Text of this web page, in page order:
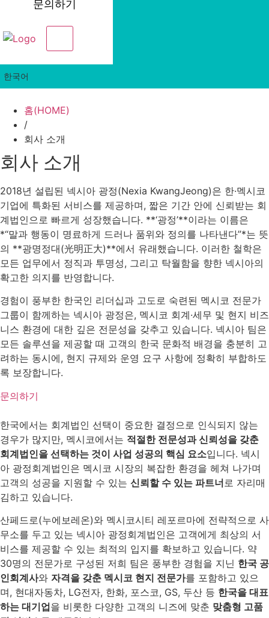
문의하기
한국어
홈(HOME)
/
회사 소개
회사 소개
2018년 설립된 넥시아 광정(Nexia KwangJeong)은 한·멕시코
기업에 특화된 서비스를 제공하며, 짧은 기간 안에 신뢰받는 회
계법인으로 빠르게 성장했습니다. **‘광정’**이라는 이름은
*“말과 행동이 명료하게 드러나 품위와 정의를 나타낸다”*는 뜻
의 **광명정대(光明正大)**에서 유래했습니다. 이러한 철학은
모든 업무에서 정직과 투명성, 그리고 탁월함을 향한 넥시아의
확고한 의지를 반영합니다.
경험이 풍부한 한국인 리더십과 고도로 숙련된 멕시코 전문가
그룹이 함께하는 넥시아 광정은, 멕시코 회계·세무 및 현지 비즈
니스 환경에 대한 깊은 전문성을 갖추고 있습니다. 넥시아 팀은
모든 솔루션을 제공할 때 고객의 한국 문화적 배경을 충분히 고
려하는 동시에, 현지 규제와 운영 요구 사항에 정확히 부합하도
록 보장합니다.
문의하기
한국에서는 회계법인 선택이 중요한 결정으로 인식되지 않는
경우가 많지만, 멕시코에서는 적절한 전문성과 신뢰성을 갖춘
회계법인을 선택하는 것이 사업 성공의 핵심 요소입니다. 넥시
아 광정회계법인은 멕시코 시장의 복잡한 환경을 헤쳐 나가며
고객의 성공을 지원할 수 있는 신뢰할 수 있는 파트너 로 자리매
김하고 있습니다.
산페드로(누에보레온)와 멕시코시티 레포르마에 전략적으로 사
무소를 두고 있는 넥시아 광정회계법인은 고객에게 최상의 서
비스를 제공할 수 있는 최적의 입지를 확보하고 있습니다. 약
30명의 전문가로 구성된 저희 팀은 풍부한 경험을 지닌 한국 공
인회계사와 자격을 갖춘 멕시코 현지 전문가를 포함하고 있으
며, 현대자동차, LG전자, 한화, 포스코, GS, 두산 등 한국을 대표
하는 대기업을 비롯한 다양한 고객의 니즈에 맞춘 맞춤형 고품